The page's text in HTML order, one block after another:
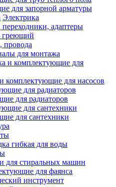
для запорной арматуры
Электрика
адаптеры
греющий
провода
для монтажа
комплектующие для насосов
для радиаторов
для сантехники
гибкая для воды
для стиральных машин
для фаянса